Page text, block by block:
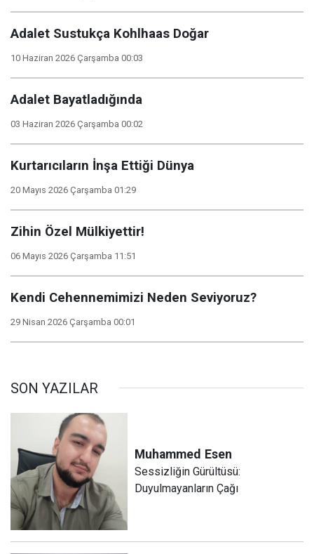
Adalet Sustukça Kohlhaas Doğar
10 Haziran 2026 Çarşamba 00:03
Adalet Bayatladığında
03 Haziran 2026 Çarşamba 00:02
Kurtarıcıların İnşa Ettiği Dünya
20 Mayıs 2026 Çarşamba 01:29
Zihin Özel Mülkiyettir!
06 Mayıs 2026 Çarşamba 11:51
Kendi Cehennemimizi Neden Seviyoruz?
29 Nisan 2026 Çarşamba 00:01
SON YAZILAR
Muhammed Esen
Sessizliğin Gürültüsü:
Duyulmayanların Çağı